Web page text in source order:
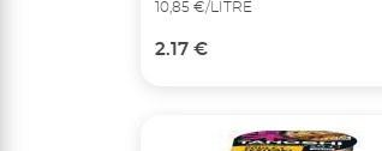
10,85 €/LITRE
2.17 €